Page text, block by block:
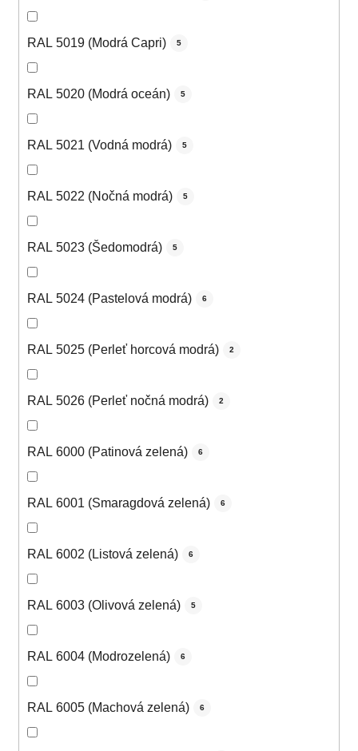
RAL 5019 (Modrá Capri) 5
RAL 5020 (Modrá oceán) 5
RAL 5021 (Vodná modrá) 5
RAL 5022 (Nočná modrá) 5
RAL 5023 (Šedomodrá) 5
RAL 5024 (Pastelová modrá) 6
RAL 5025 (Perleť horcová modrá) 2
RAL 5026 (Perleť nočná modrá) 2
RAL 6000 (Patinová zelená) 6
RAL 6001 (Smaragdová zelená) 6
RAL 6002 (Listová zelená) 6
RAL 6003 (Olivová zelená) 5
RAL 6004 (Modrozelená) 6
RAL 6005 (Machová zelená) 6